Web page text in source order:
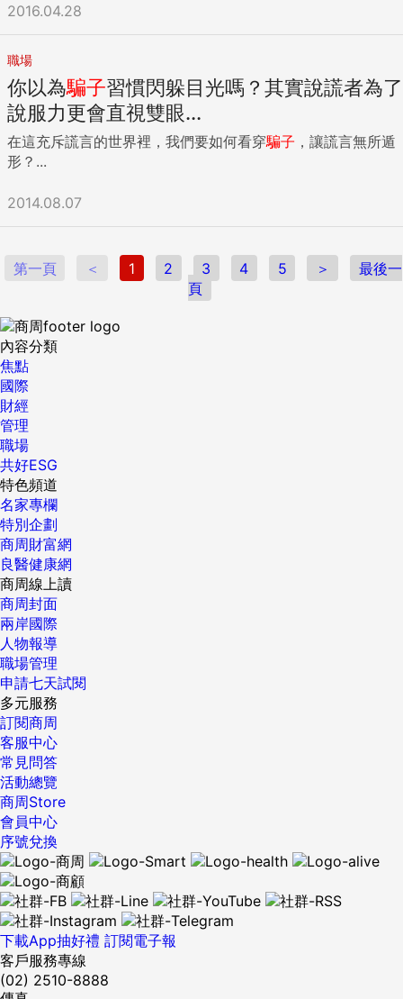
金將會幫助他們走出北美與歐洲，在快速成長的市場占有一席
之地，這些地方對品質佳收費低的醫療照護有著很大的需求。
2013年末阿布拉吉集團的財務狀況愈來愈困窘，納克維卻準備
就他的醫療保健基金計畫揭露更多細節。他邀請一小群投資人
到他在牛津附近的鄉村別墅小聚數日，包括蓋茲基金會的茱
莉．桑德蘭（Julie Sunderland）。另外還有管理顧問在場協
助商討策略。 那天早上，納克維歡迎賓客時展現十足的魅力，
仔細解說基金將如何運作。納克維的鄉村豪宅讓賓客印象深
刻。隨時有管家來滿足賓客的需求，而且在老宅四周的典雅花
諸如綜效、推出新產品之類。顧問的商業用語讓一位賓客感到
不安，當大家在討論如何改善赤貧國家的醫療保健服務時，顧
不知道他們在說什麼，在新興市場的醫療保健領域也毫無經
驗。那可是極具挑戰的工作。」 納克維把一切講得好像很簡
投資不足，但隨著收入提高、都市化和生活方式改變，人們對
高品質醫療保健體系的需求會愈來愈高。」 納克維要投資人投
入該基金10億美元。這筆錢要用在亞洲與非洲高需求低收入的
城市，收購與興建12間醫療保健公司。納克維告訴投資人，阿
布拉吉集團可以輕易克服基金運作的挑戰，包括找到足夠的醫
院來收購，招募足夠的醫生與護士進醫院。他誇耀阿布拉吉投
資醫療保健公司的成績多亮眼，其中確實有些是事實。阿布拉
吉售出土耳其連鎖醫院Acibadem便確實賺了一筆。 納克維管
理這10億基金將收取標準的私募股權年費2％——相當於一年2
千萬美元——外加所有獲利的15。 納克維的話術很高明，但牛
津會議的與會者有不同的意見。阿布拉吉的主管打算要投資獲
利機會很高的公司，蓋茲基金會的團隊感興趣是較可能幫助非
洲最貧窮者的投資，比較不把重心放在獲利的潛能。在這一點
上麥拉利和蓋茲基金會的幹部相抵觸，他決定只收購獲利足以
自給自足、不需捐助就能成功營運的醫院和診所。他相信在亞
非建立財務自足的醫療保健體系， 可終結對西方補助的需要。
這樣的衝突讓納克維很傷腦筋。麥拉利是很重要的團隊成員，
但納克維經不起失去蓋茲基金會的支持。 前英國健保執行長也
加入 納克維希望聘用更大咖的人物來提升醫療保健的資歷，為
了吸引名氣響亮的主管，他不惜給出部分員工認為荒謬的高
價。結果他找到了大衛．尼克遜爵士（Sir David
Nicholson），前英國國家健保局的執行長。 他任職期間引發
不少爭議，例如某一年除了21萬英鎊的薪資， 另外又收下4萬
1600英鎊的津貼，引發批評。另一項批評是他監督的一些醫院
死亡率大量攀升，因為管理者太把重心放在財務上，他因此被
迫以執行長及個人的身分道歉。 他離開英國國家健保局後，曼
恩邀請他加入阿布拉吉集團。在蓋茲基金會的要求下，曼恩成
立影響力委員會來篩選投資項目。曼恩提供尼克遜爵士年薪12
萬美元，一個月只需工作4天。這樣的年收入足夠在肯亞聘僱6
名醫生，但尼克遜爵士的責任並不多。 合約中註明：「由顧問
決定執行服務的方法、細節與手段，阿布拉吉無權也不會控制
顧問提供服務的方式或程序。」 尼克遜爵士接受了。這項任命
案引發醫療保健基金員工的驚愕，他們不明白為什麼這人做這
麼少的事，領這麼多的錢。 錢都花在肥貓高薪上 2016年7月阿
技能的掌握程度以及工作風格、性格特點等。 「STAR行為面
試法」有哪些實例？ 特斯拉執行長馬斯克（Elon Musk）在
2014年接受德國汽車雜誌《Auto Bild》採訪時指出，對於想
要進入特斯拉工作的求職者，學歷並不是他評估的標準。比起
學歷，馬斯克更重視員工是否具備長才，因此他在面試時，往
往會問面試者1個問題，試圖了解求職者過去的經驗、作為「卓
越能力的證據」。 而那道關鍵問題，便是STAR行為面試法。
馬斯克每次與求職者面談，必定會問一題：「告訴我你曾在工
作上遇到的一些難題，以及你是如何解決的？」 據《CNBC》
好，但這個問題可以瞬間分辨他是否在說謊。 因為真正解決問
題的人，清楚知道他們是如何一步一步解決問題的，如果「他
之，若是虛構的經歷，很難編造出毫無漏洞、具有說服力的細
破面試謊言。 該研究指出，當受試者能提供越多細節內容，面
試官越能夠從中抽絲剝繭，來往問答覺察對方所述的可信度。
數據顯示，使用這樣的檢測方式，謊言檢測從近5成提升至高
達8成的準確率。 那些真正有經驗的人，可不會用三言兩語隨
便講完自己的成就。如果對方有所保留、針對某些細節含糊帶
過，可能是心虛或擔心自己提供更多訊息，可能會導致謊言被
2016.04.28
職場
你以為騙子習慣閃躲目光嗎？其實說謊者為了
說服力更會直視雙眼...
在這充斥謊言的世界裡，我們要如何看穿騙子 ，讓謊言無所遁
形？...
2014.08.07
第一頁 ＜ 1 2 3 4 5 ＞
最後一
頁
內容分類
焦點
國際
財經
管理
職場
共好ESG
特色頻道
名家專欄
特別企劃
商周財富網
良醫健康網
商周線上讀
商周封面
兩岸國際
人物報導
職場管理
申請七天試閱
多元服務
訂閱商周
客服中心
常見問答
活動總覽
商周Store
會員中心
序號兌換
下載App抽好禮 訂閱電子報
客戶服務專線
(02) 2510-8888